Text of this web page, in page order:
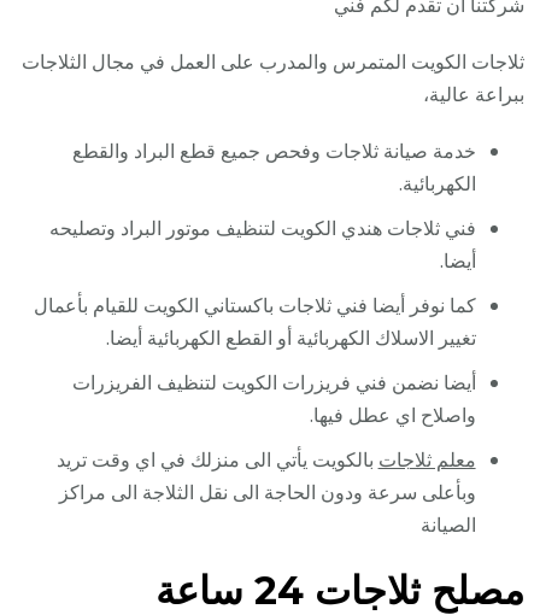
ثلاجات الكويت المتمرس والمدرب على العمل في مجال الثلاجات
ببراعة عالية،
خدمة صيانة ثلاجات وفحص جميع قطع البراد والقطع
الكهربائية.
فني ثلاجات هندي الكويت لتنظيف موتور البراد وتصليحه
أيضا.
كما نوفر أيضا فني ثلاجات باكستاني الكويت للقيام بأعمال
تغيير الاسلاك الكهربائية أو القطع الكهربائية أيضا.
أيضا نضمن فني فريزرات الكويت لتنظيف الفريزرات
واصلاح اي عطل فيها.
معلم ثلاجات بالكويت يأتي الى منزلك في اي وقت تريد
وبأعلى سرعة ودون الحاجة الى نقل الثلاجة الى مراكز
الصيانة
مصلح ثلاجات 24 ساعة